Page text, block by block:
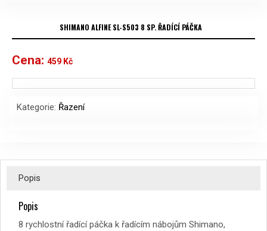
SHIMANO ALFINE SL-S503 8 SP. ŘADÍCÍ PÁČKA
Cena: 459 Kč
Kategorie: Řazení
Popis
Popis
8 rychlostní řadící páčka k řadícím nábojům Shimano,